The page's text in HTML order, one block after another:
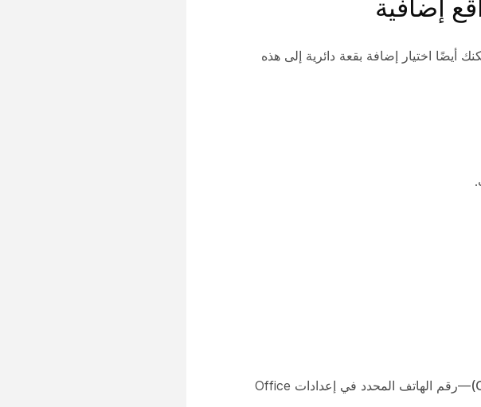
إضافية
أيضًا اختيار إضافة بقعة دائرية إلى هذه
.
—رقم الهاتف المحدد في إعدادات Office